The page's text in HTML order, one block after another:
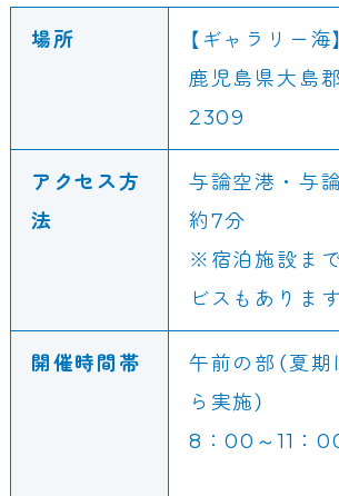
場所
【ギャラリー海】
鹿児島県大島
2309
アクセス方
法
与論空港・与
約7分
※宿泊施設ま
ビスもありま
開催時間帯
午前の部（夏
ら実施）
8：00～11：